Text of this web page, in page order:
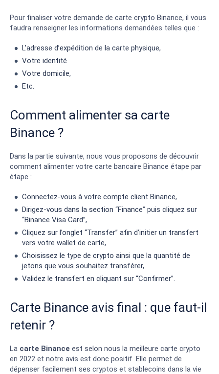
Pour finaliser votre demande de carte crypto Binance, il vous
faudra renseigner les informations demandées telles que :
L’adresse d’expédition de la carte physique,
Votre identité
Votre domicile,
Etc.
Comment alimenter sa carte
Binance ?
Dans la partie suivante, nous vous proposons de découvrir
comment alimenter votre carte bancaire Binance étape par
étape :
Connectez-vous à votre compte client Binance,
Dirigez-vous dans la section “Finance” puis cliquez sur
“Binance Visa Card”,
Cliquez sur l’onglet “Transfer” afin d’initier un transfert
vers votre wallet de carte,
Choisissez le type de crypto ainsi que la quantité de
jetons que vous souhaitez transférer,
Validez le transfert en cliquant sur “Confirmer”.
Carte Binance avis final : que faut-il
retenir ?
La carte Binance est selon nous la meilleure carte crypto
en 2022 et notre avis est donc positif. Elle permet de
dépenser facilement ses cryptos et stablecoins dans la vie